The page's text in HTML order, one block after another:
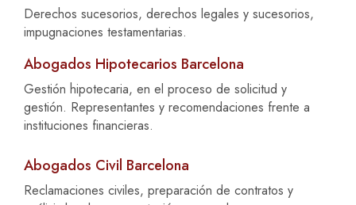
Derechos sucesorios, derechos legales y sucesorios,
impugnaciones testamentarias.
Abogados Hipotecarios Barcelona
Gestión hipotecaria, en el proceso de solicitud y
gestión. Representantes y recomendaciones frente a
instituciones financieras.
Abogados Civil Barcelona
Reclamaciones civiles, preparación de contratos y